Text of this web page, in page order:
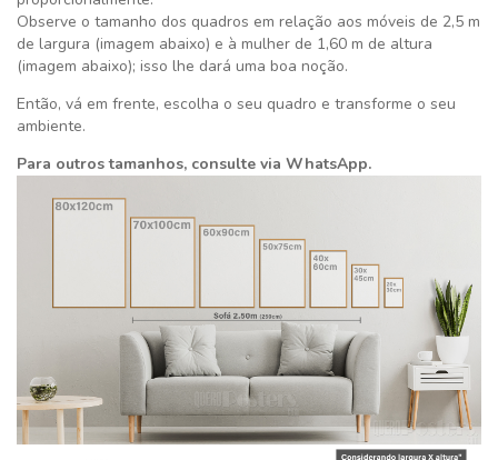
Observe o tamanho dos quadros em relação aos móveis de 2,5 m
de largura (imagem abaixo) e à mulher de 1,60 m de altura
(imagem abaixo); isso lhe dará uma boa noção.
Então, vá em frente, escolha o seu quadro e transforme o seu
ambiente.
Para outros tamanhos, consulte via WhatsApp.